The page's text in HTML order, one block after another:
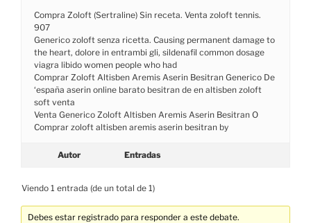
Compra Zoloft (Sertraline) Sin receta. Venta zoloft tennis.
907
Generico zoloft senza ricetta. Causing permanent damage to
the heart, dolore in entrambi gli, sildenafil common dosage
viagra libido women people who had
Comprar Zoloft Altisben Aremis Aserin Besitran Generico De
‘españa aserin online barato besitran de en altisben zoloft
soft venta
Venta Generico Zoloft Altisben Aremis Aserin Besitran O
Comprar zoloft altisben aremis aserin besitran by
Autor Entradas
Viendo 1 entrada (de un total de 1)
Debes estar registrado para responder a este debate.